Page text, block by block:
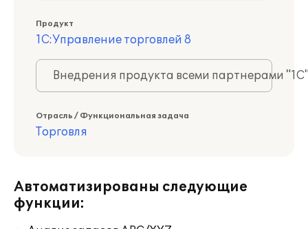
Продукт
1С:Управление торговлей 8
Внедрения продукта всеми партнерами
Отрасль / Функциональная задача
Торговля
Автоматизированы следующие
функции: